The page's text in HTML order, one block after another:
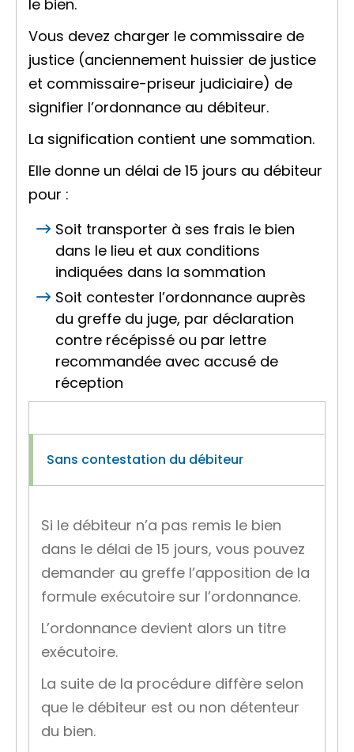
le bien.
Vous devez charger le commissaire de
justice (anciennement huissier de justice
et commissaire-priseur judiciaire) de
signifier l’ordonnance au débiteur.
La signification contient une sommation.
Elle donne un délai de 15 jours au débiteur
pour :
Soit transporter à ses frais le bien
dans le lieu et aux conditions
indiquées dans la sommation
Soit contester l’ordonnance auprès
du greffe du juge, par déclaration
contre récépissé ou par lettre
recommandée avec accusé de
réception
Sans contestation du débiteur
Si le débiteur n’a pas remis le bien
dans le délai de 15 jours, vous pouvez
demander au greffe l’apposition de la
formule exécutoire sur l’ordonnance.
L’ordonnance devient alors un titre
exécutoire.
La suite de la procédure diffère selon
que le débiteur est ou non détenteur
du bien.